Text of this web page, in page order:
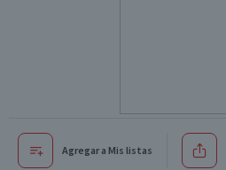
Agregar a Mis listas